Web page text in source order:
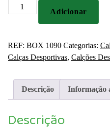
Quantidade
de
Adicionar
REF: BOX 1090 Categorias:
Calças Desportivas, Calções
Descrição Informação
Descrição